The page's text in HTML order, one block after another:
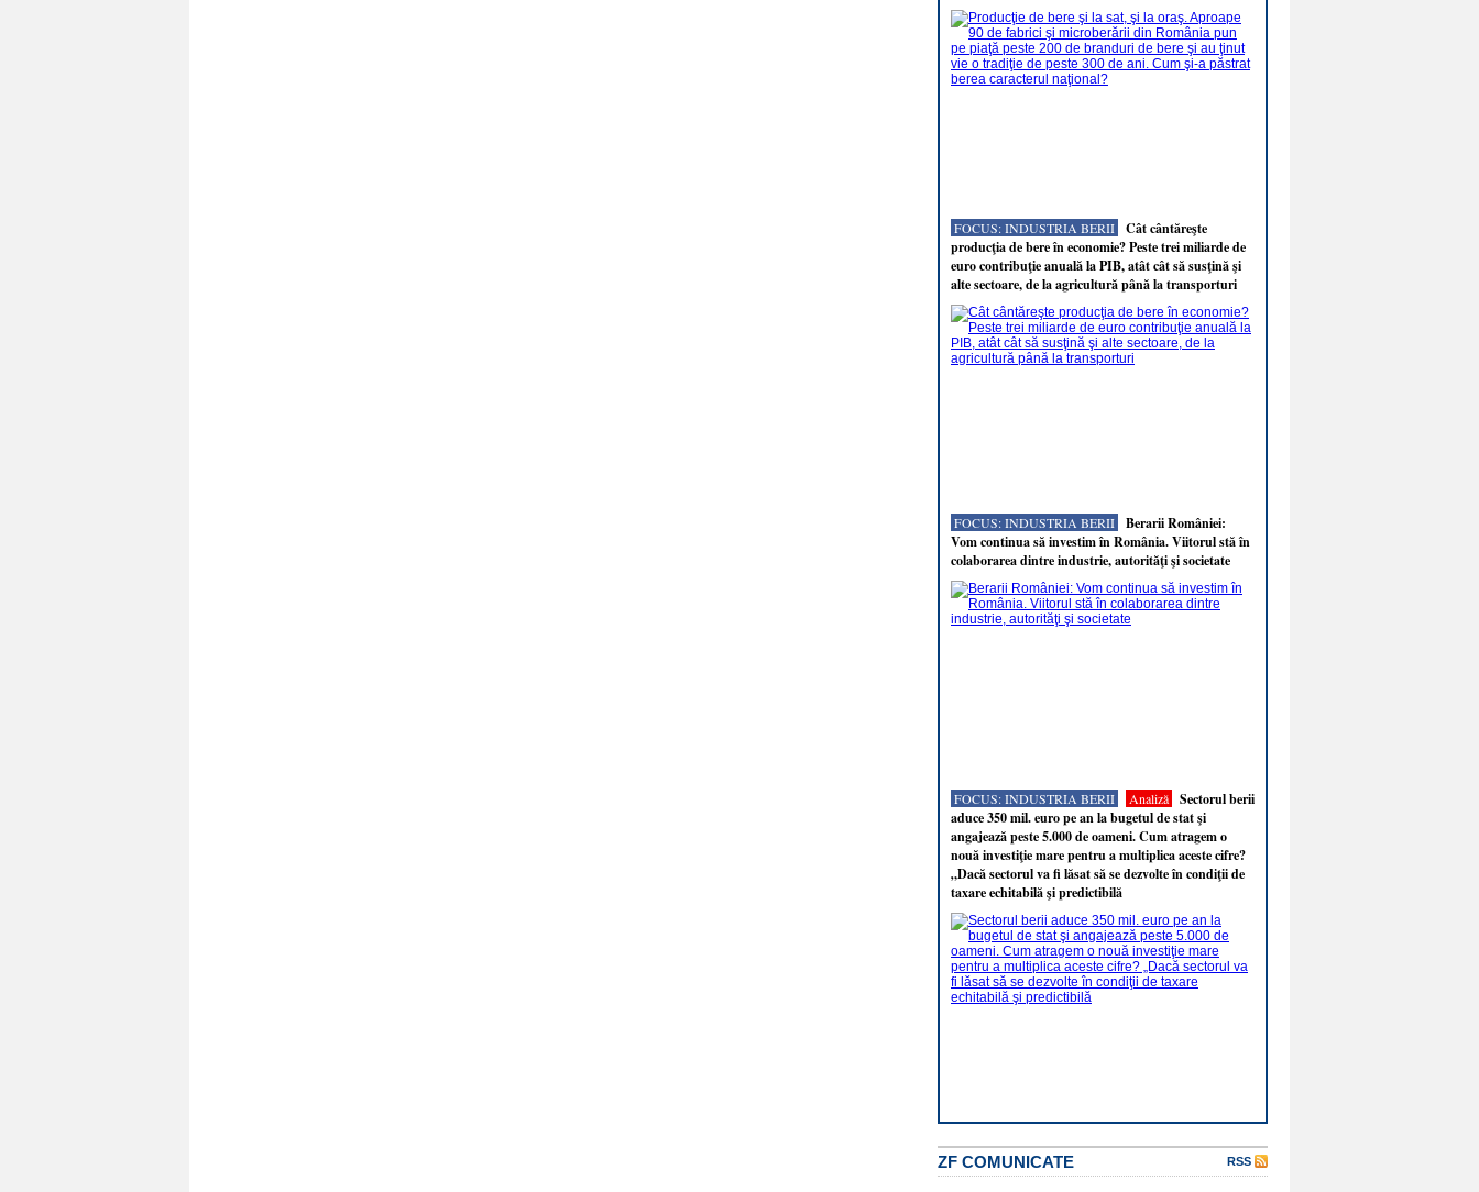
FOCUS: INDUSTRIA BERII
Cât cântăreşte
producţia de bere în economie? Peste trei miliarde de
euro contribuţie anuală la PIB, atât cât să susţină şi
alte sectoare, de la agricultură până la transporturi
FOCUS: INDUSTRIA BERII
Berarii României:
Vom continua să investim în România. Viitorul stă în
colaborarea dintre industrie, autorităţi şi societate
FOCUS: INDUSTRIA BERII Analiză
Sectorul berii
aduce 350 mil. euro pe an la bugetul de stat şi
angajează peste 5.000 de oameni. Cum atragem o
nouă investiţie mare pentru a multiplica aceste cifre?
„Dacă sectorul va fi lăsat să se dezvolte în condiţii de
taxare echitabilă şi predictibilă
ZF COMUNICATE RSS